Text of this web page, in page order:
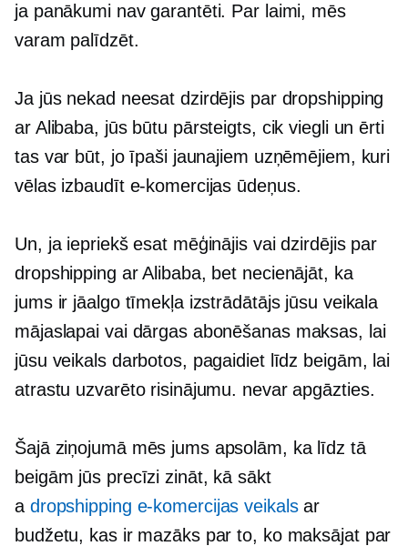
ja panākumi nav garantēti. Par laimi, mēs
varam palīdzēt.
Ja jūs nekad neesat dzirdējis par dropshipping
ar Alibaba, jūs būtu pārsteigts, cik viegli un ērti
tas var būt, jo īpaši jaunajiem uzņēmējiem, kuri
vēlas izbaudīt e-komercijas ūdeņus.
Un, ja iepriekš esat mēģinājis vai dzirdējis par
dropshipping ar Alibaba, bet necienājāt, ka
jums ir jāalgo tīmekļa izstrādātājs jūsu veikala
mājaslapai vai dārgas abonēšanas maksas, lai
jūsu veikals darbotos, pagaidiet līdz beigām, lai
atrastu uzvarēto risinājumu. nevar apgāzties.
Šajā ziņojumā mēs jums apsolām, ka līdz tā
beigām jūs precīzi zināt, kā sākt
a dropshipping e-komercijas veikalsar
budžetu, kas ir mazāks par to, ko maksājat par